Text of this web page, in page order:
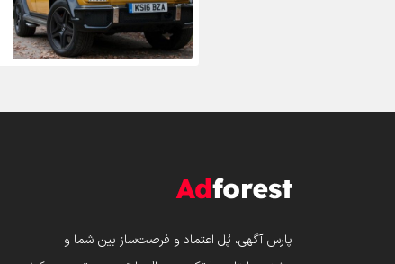
پارس‌ آگهی، پُل اعتماد و فرصت‌ساز بین شما و